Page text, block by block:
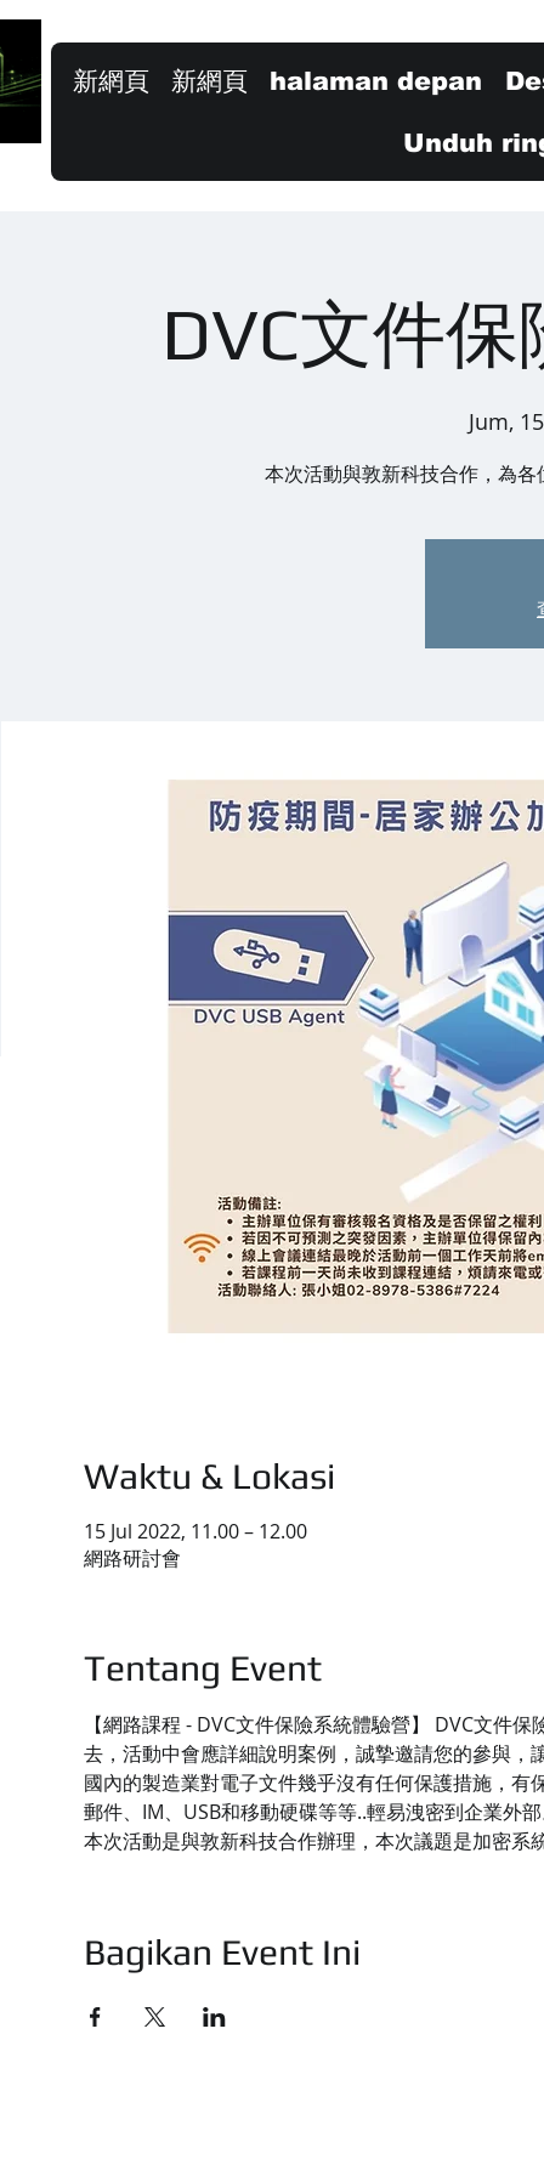
新網頁 新網頁 halaman depan
Unduh
DVC文件
Jum,
本次活動與敦新科技合作，為
Waktu & Lokasi
15 Jul 2022, 11.00 – 12.00
網路研討會
Tentang Event
【網路課程 - DVC文件保險系統體驗營】 DVC文件
去，活動中會應詳細說明案例，誠摯邀請您的參與，
國內的製造業對電子文件幾乎沒有任何保護措施，
郵件、IM、USB和移動硬碟等等..輕易洩密到企業外
本次活動是與敦新科技合作辦理，本次議題是加密系
Bagikan Event Ini